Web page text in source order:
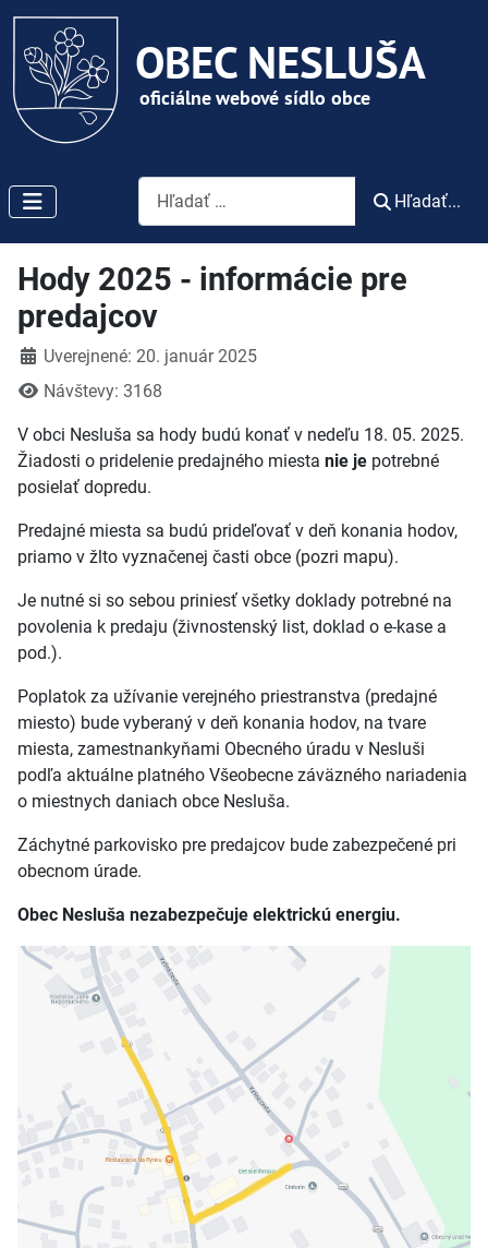
Vyhľadávanie
Hľadať...
Hody 2025 - informácie pre
predajcov
DetailyUverejnené: 20. január 2025
Návštevy: 3168
V obci Nesluša sa hody budú konať v nedeľu 18. 05. 2025.
Žiadosti o pridelenie predajného miesta nie je potrebné
posielať dopredu.
Predajné miesta sa budú prideľovať v deň konania hodov,
priamo v žlto vyznačenej časti obce (pozri mapu).
Je nutné si so sebou priniesť všetky doklady potrebné na
povolenia k predaju (živnostenský list, doklad o e-kase a
pod.).
Poplatok za užívanie verejného priestranstva (predajné
miesto) bude vyberaný v deň konania hodov, na tvare
miesta, zamestnankyňami Obecného úradu v Nesluši
podľa aktuálne platného Všeobecne záväzného nariadenia
o miestnych daniach obce Nesluša.
Záchytné parkovisko pre predajcov bude zabezpečené pri
obecnom úrade.
Obec Nesluša nezabezpečuje elektrickú energiu.